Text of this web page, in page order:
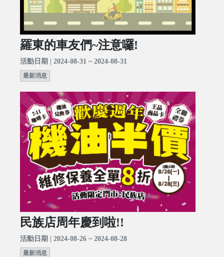
羅東的車友們~注意囉!
活動日期 | 2024-08-31 ~ 2024-08-31
最新消息
民族店周年慶到啦!!
活動日期 | 2024-08-26 ~ 2024-08-28
最新消息